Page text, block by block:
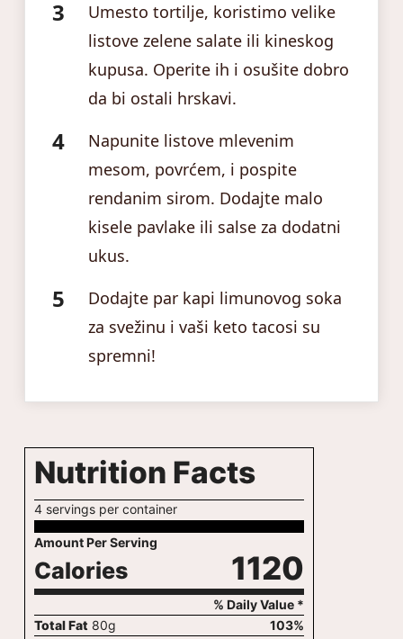
Umesto tortilje, koristimo velike
listove zelene salate ili kineskog
kupusa. Operite ih i osušite dobro
da bi ostali hrskavi.
Napunite listove mlevenim
mesom, povrćem, i pospite
rendanim sirom. Dodajte malo
kisele pavlake ili salse za dodatni
ukus.
Dodajte par kapi limunovog soka
za svežinu i vaši keto tacosi su
spremni!
Nutrition Facts
4 servings per container
Amount Per Serving
Calories 1120
% Daily Value *
Total Fat 80g 103%